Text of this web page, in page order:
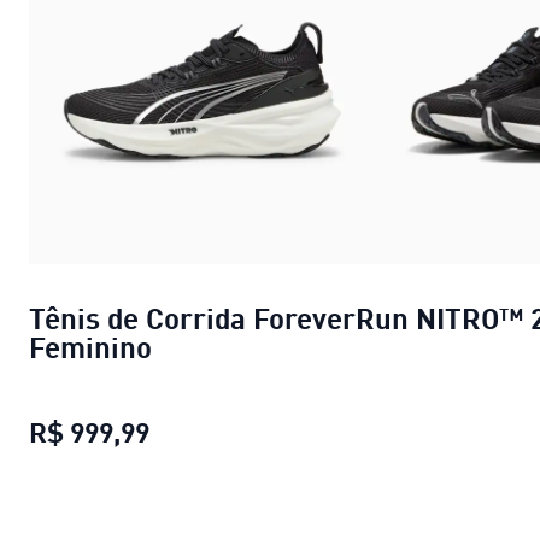
Tênis de Corrida ForeverRun NITRO™
Feminino
R$ 999,99